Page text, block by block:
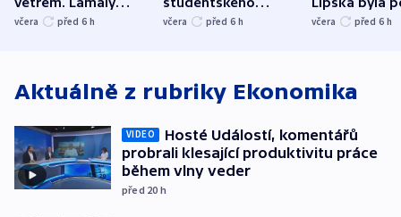
stromy a poničily
včera před 6 h
Oscara, zabojuje o
včera před 6 h
německého
včera před 6 h
Aktuálně z rubriky Ekonomika
VIDEO
Hosté Událostí, komentářů
probrali klesající produktivitu práce
během vlny veder
před 20 h